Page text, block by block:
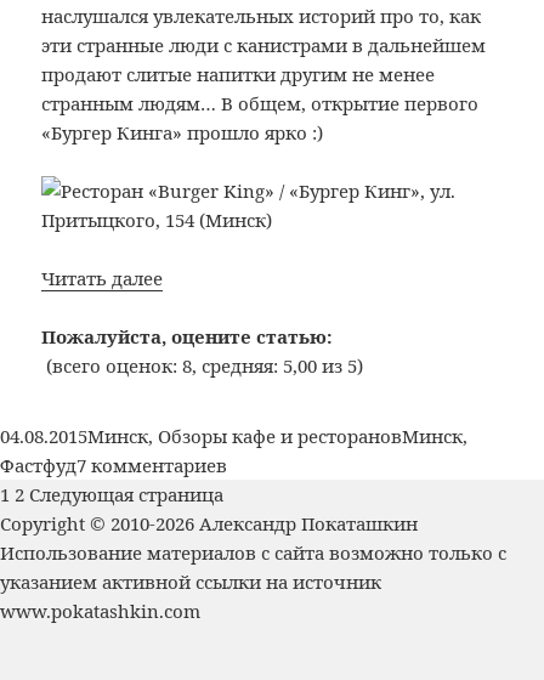
наслушался увлекательных историй про то, как
эти странные люди с канистрами в дальнейшем
продают слитые напитки другим не менее
странным людям… В общем, открытие первого
«Бургер Кинга» прошло ярко :)
Читать далееBon
№293:
Ресторан
/
«Бургер
Кинг»,
ул.
Притыцкого,
154
(Минск)
Пожалуйста, оцените статью:
(всего оценок: 8, средняя: 5,00 из 5)
Опубликовано
04.08.2015Рубрики
Минск, Обзоры кафе и ресторановМетки
Минск,
Фастфуд7 комментариев
Bon
Appetit:
№293:
Пагинация
записей
Страница
1 Страница
2 Следующая страница
Copyright © 2010-2026 Александр Покаташкин
Использование материалов с сайта возможно только с
указанием активной ссылки на источник
www.pokatashkin.com